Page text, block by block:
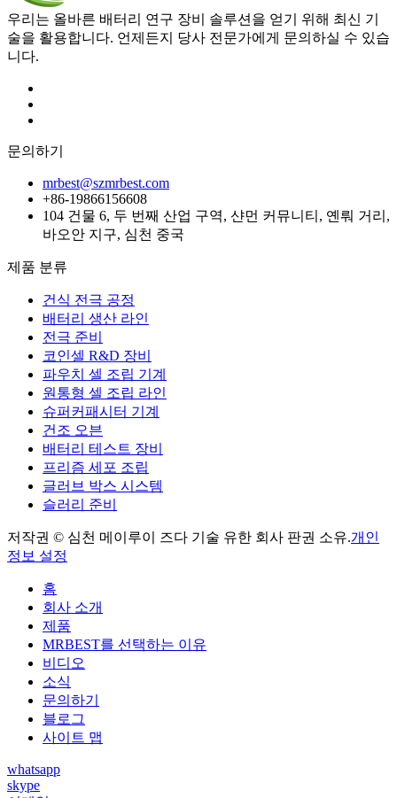
우리는 올바른 배터리 연구 장비 솔루션을 얻기 위해 최신 기
술을 활용합니다. 언제든지 당사 전문가에게 문의하실 수 있습
니다.
문의하기
mrbest@szmrbest.com
+86-19866156608
104 건물 6, 두 번째 산업 구역, 샨먼 커뮤니티, 옌뤄 거리,
바오안 지구, 심천 중국
제품 분류
건식 전극 공정
배터리 생산 라인
전극 준비
코인셀 R&D 장비
파우치 셀 조립 기계
원통형 셀 조립 라인
슈퍼커패시터 기계
건조 오븐
배터리 테스트 장비
프리즘 세포 조립
글러브 박스 시스템
슬러리 준비
저작권 © 심천 메이루이 즈다 기술 유한 회사 판권 소유.개인
정보 설정
홈
회사 소개
제품
MRBEST를 선택하는 이유
비디오
소식
문의하기
블로그
사이트 맵
whatsapp
skype